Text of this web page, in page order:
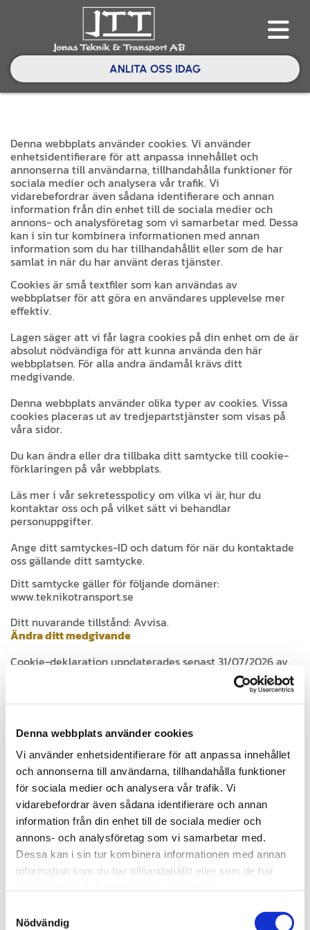
Denna webbplats använder cookies
Vi använder enhetsidentifierare för att anpassa innehållet
och annonserna till användarna, tillhandahålla funktioner
för sociala medier och analysera vår trafik. Vi
vidarebefordrar även sådana identifierare och annan
information från din enhet till de sociala medier och
annons- och analysföretag som vi samarbetar med.
Dessa kan i sin tur kombinera informationen med annan
information som du har tillhandahållit eller som de har
Nödvändig
ANLITA OSS IDAG
Denna webbplats använder cookies. Vi använder
enhetsidentifierare för att anpassa innehållet och
annonserna till användarna, tillhandahålla funktioner för
sociala medier och analysera vår trafik. Vi
vidarebefordrar även sådana identifierare och annan
information från din enhet till de sociala medier och
annons- och analysföretag som vi samarbetar med. Dessa
kan i sin tur kombinera informationen med annan
information som du har tillhandahållit eller som de har
samlat in när du har använt deras tjänster.
Cookies är små textfiler som kan användas av
webbplatser för att göra en användares upplevelse mer
effektiv.
Lagen säger att vi får lagra cookies på din enhet om de är
absolut nödvändiga för att kunna använda den här
webbplatsen. För alla andra ändamål krävs ditt
medgivande.
Denna webbplats använder olika typer av cookies. Vissa
cookies placeras ut av tredjepartstjänster som visas på
våra sidor.
Du kan ändra eller dra tillbaka ditt samtycke till cookie-
förklaringen på vår webbplats.
Läs mer i vår sekretesspolicy om vilka vi är, hur du
kontaktar oss och på vilket sätt vi behandlar
personuppgifter.
Ange ditt samtyckes-ID och datum för när du kontaktade
oss gällande ditt samtycke.
Ditt samtycke gäller för följande domäner:
www.teknikotransport.se
Ditt nuvarande tillstånd: Avvisa.
Ändra ditt medgivande
Cookie-deklaration uppdaterades senast 31/07/2026 av
Nödvändig (1)
genom att aktivera grundläggande funktioner, såsom
sidnavigering och åtkomst till säkra områden på
webbplatsen. Webbplatsen fungerar inte korrekt utan
dessa cookies.
Namn
Utfärdare Ändamål
lagringstid
CookieCon
sent
www.tekni
kotranspor
t.se
Indikerar
medgivande för
cookies.
1 år
Cookies för statistik hjälper en webbplatsägare att